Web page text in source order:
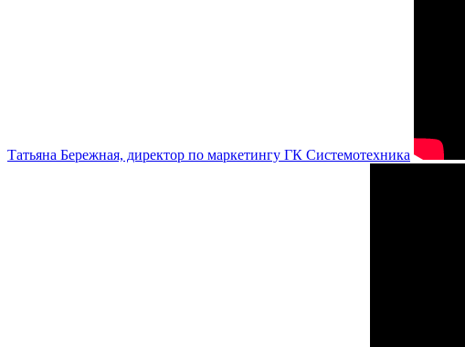
Татьяна Бережная, директор по маркетингу ГК Системотехника